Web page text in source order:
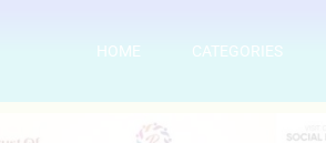
HOME CATEGORIES